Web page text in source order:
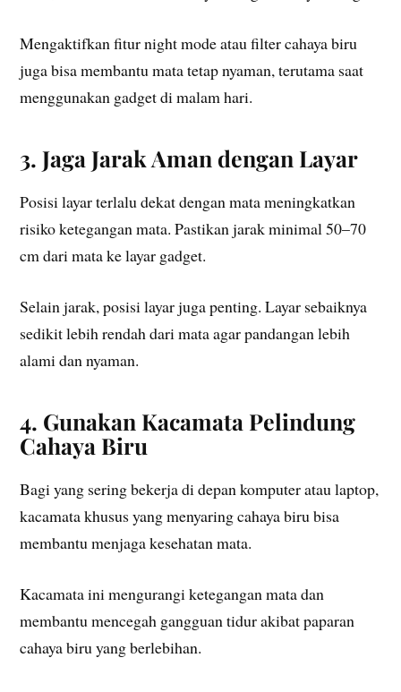
Mengaktifkan fitur night mode atau filter cahaya biru
juga bisa membantu mata tetap nyaman, terutama saat
menggunakan gadget di malam hari.
3. Jaga Jarak Aman dengan Layar
Posisi layar terlalu dekat dengan mata meningkatkan
risiko ketegangan mata. Pastikan jarak minimal 50–70
cm dari mata ke layar gadget.
Selain jarak, posisi layar juga penting. Layar sebaiknya
sedikit lebih rendah dari mata agar pandangan lebih
alami dan nyaman.
4. Gunakan Kacamata Pelindung
Cahaya Biru
Bagi yang sering bekerja di depan komputer atau laptop,
kacamata khusus yang menyaring cahaya biru bisa
membantu menjaga kesehatan mata.
Kacamata ini mengurangi ketegangan mata dan
membantu mencegah gangguan tidur akibat paparan
cahaya biru yang berlebihan.